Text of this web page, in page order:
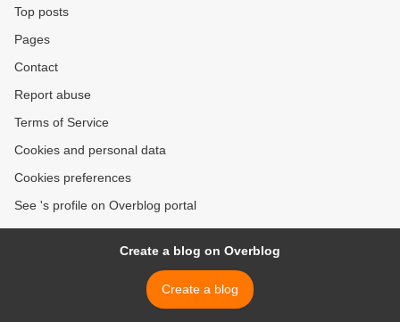
Top posts
Pages
Contact
Report abuse
Terms of Service
Cookies and personal data
Cookies preferences
See 's profile on Overblog portal
Create a blog on Overblog
Create a blog